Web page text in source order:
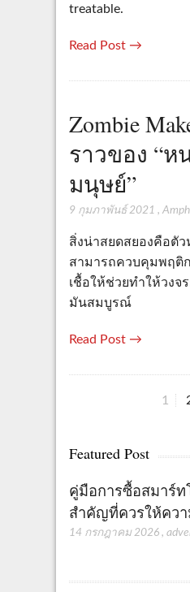
treatable.
Read Post →
Zombie
ราวของ “
มนุษย์”
9 กุมภาพันธ์ 2021 ,
สิ่งน่าสยดสยองคือตั
สามารถควบคุมพฤติ
เชื้อให้ช่วยทำให้วงจ
มันสมบูรณ์
Read Post →
pagination
Page
1
Featured Post
คู่มือการซื้อสมาร์ท
สำคัญที่ควรให้คว
14 กรกฎาคม 2026 ,